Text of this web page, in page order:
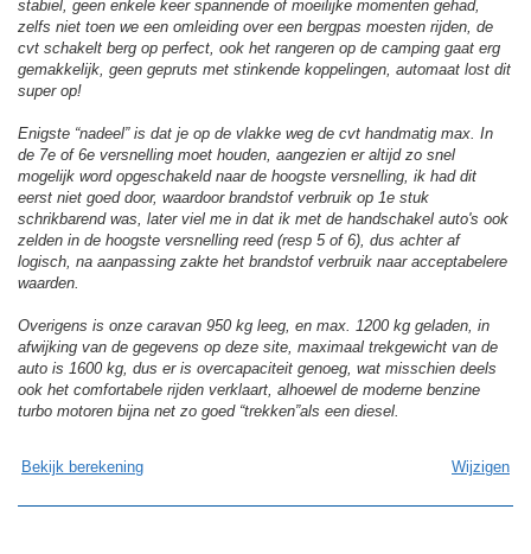
stabiel, geen enkele keer spannende of moeilijke momenten gehad,
zelfs niet toen we een omleiding over een bergpas moesten rijden, de
cvt schakelt berg op perfect, ook het rangeren op de camping gaat erg
gemakkelijk, geen gepruts met stinkende koppelingen, automaat lost dit
super op!
Enigste “nadeel” is dat je op de vlakke weg de cvt handmatig max. In
de 7e of 6e versnelling moet houden, aangezien er altijd zo snel
mogelijk word opgeschakeld naar de hoogste versnelling, ik had dit
eerst niet goed door, waardoor brandstof verbruik op 1e stuk
schrikbarend was, later viel me in dat ik met de handschakel auto's ook
zelden in de hoogste versnelling reed (resp 5 of 6), dus achter af
logisch, na aanpassing zakte het brandstof verbruik naar acceptabelere
waarden.
Overigens is onze caravan 950 kg leeg, en max. 1200 kg geladen, in
afwijking van de gegevens op deze site, maximaal trekgewicht van de
auto is 1600 kg, dus er is overcapaciteit genoeg, wat misschien deels
ook het comfortabele rijden verklaart, alhoewel de moderne benzine
turbo motoren bijna net zo goed “trekken”als een diesel.
Bekijk berekening Wijzigen